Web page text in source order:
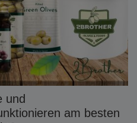
und
am besten